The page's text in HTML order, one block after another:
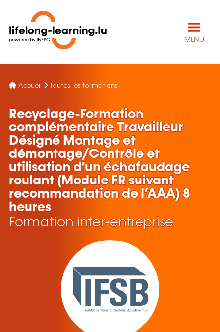
MENU
Accueil Toutes les formations
Recyclage-Formation
complémentaire Travailleur
Désigné Montage et
démontage/Contrôle et
utilisation d’un échafaudage
roulant (Module FR suivant
recommandation de l’AAA) 8
heures
Formation inter-entreprise